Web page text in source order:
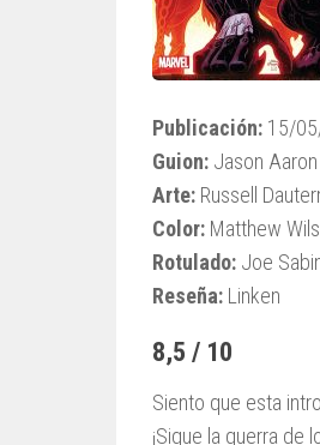
Publicación: 15/
Guion: Jason Aaron
Arte: Russell
Color: Matthew
Rotulado: Joe
Reseña: Linken
8,5 / 10
Siento que esta
¡Sigue la guerra de